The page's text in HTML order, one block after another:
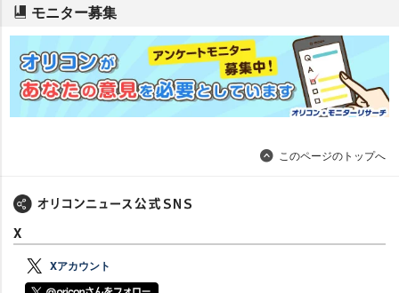
モニター募集
このページのトップへ
X
Xアカウント